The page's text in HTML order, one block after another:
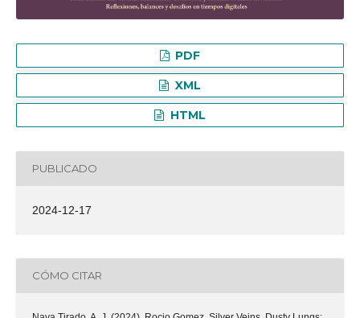
PDF
XML
HTML
PUBLICADO
2024-12-17
CÓMO CITAR